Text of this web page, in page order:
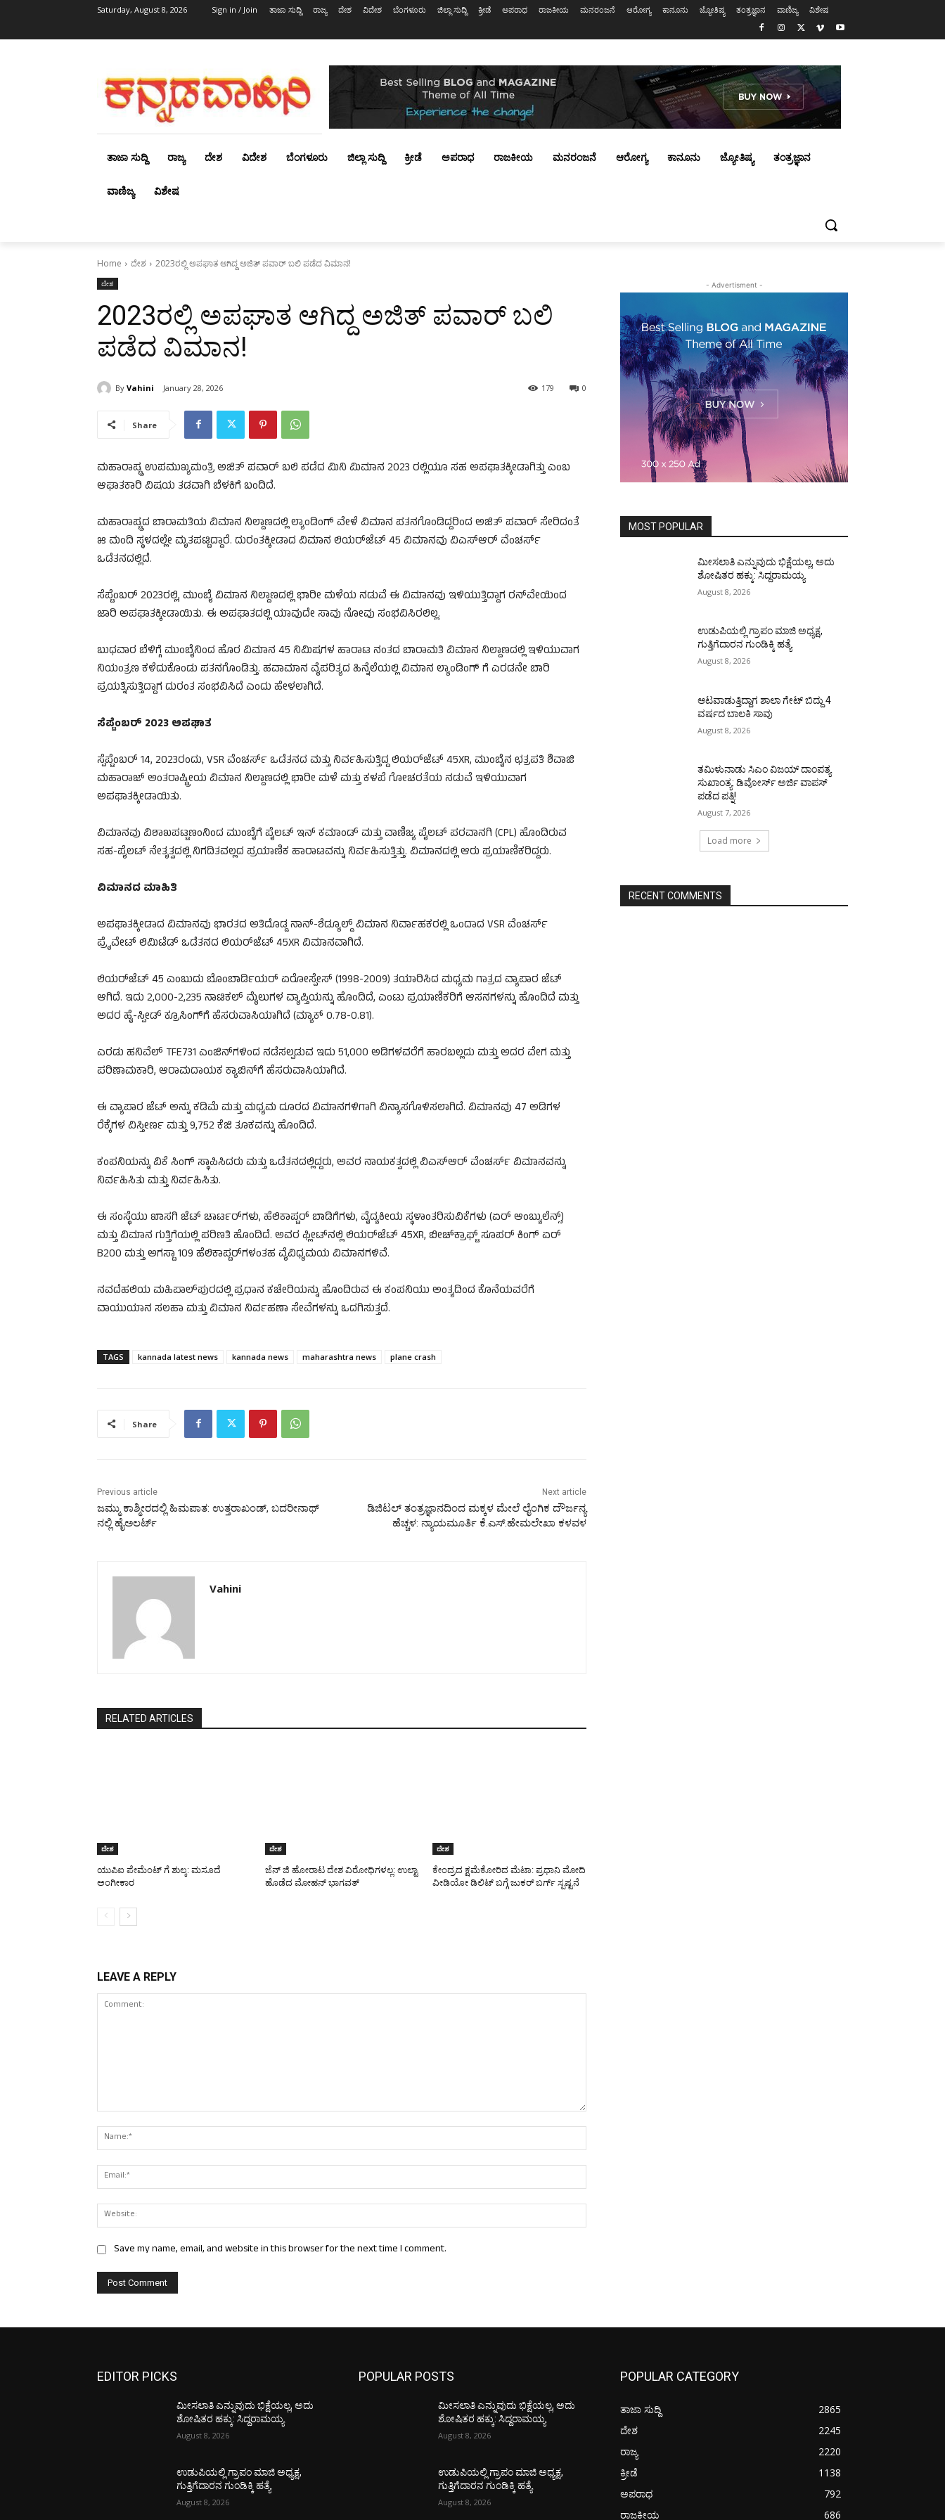
Saturday, August 8, 2026 Sign in / Join ತಾಜಾ ಸುದ್ದಿ ರಾಜ್ಯ ದೇಶ ವಿದೇಶ ಬೆಂಗಳೂರು ಜಿಲ್ಲಾ ಸುದ್ದಿ ಕ್ರೀಡೆ ಅಪರಾಧ ರಾಜಕೀಯ ಮನರಂಜನೆ ಆರೋಗ್ಯ ಕಾನೂನು ಜ್ಯೋತಿಷ್ಯ ತಂತ್ರಜ್ಞಾನ ವಾಣಿಜ್ಯ ವಿಶೇಷ
ತಾಜಾ ಸುದ್ದಿ ರಾಜ್ಯ ದೇಶ ವಿದೇಶ ಬೆಂಗಳೂರು ಜಿಲ್ಲಾ ಸುದ್ದಿ ಕ್ರೀಡೆ ಅಪರಾಧ ರಾಜಕೀಯ ಮನರಂಜನೆ ಆರೋಗ್ಯ ಕಾನೂನು ಜ್ಯೋತಿಷ್ಯ ತಂತ್ರಜ್ಞಾನ
ವಾಣಿಜ್ಯ ವಿಶೇಷ
Home ದೇಶ 2023ರಲ್ಲಿ ಅಪಘಾತ ಆಗಿದ್ದ ಅಜಿತ್‌ ಪವಾರ್‌ ಬಲಿ ಪಡೆದ ವಿಮಾನ!
ದೇಶ
2023ರಲ್ಲಿ ಅಪಘಾತ ಆಗಿದ್ದ ಅಜಿತ್‌ ಪವಾರ್‌ ಬಲಿ
ಪಡೆದ ವಿಮಾನ!
By Vahini January 28, 2026 0
179
Share
ಮಹಾರಾಷ್ಟ್ರ ಉಪಮುಖ್ಯಮಂತ್ರಿ ಅಜಿತ್ ಪವಾರ್ ಬಲಿ ಪಡೆದ ಮಿನಿ ಮಿಮಾನ 2023 ರಲ್ಲಿಯೂ ಸಹ ಅಪಘಾತಕ್ಕೀಡಾಗಿತ್ತು ಎಂಬ
ಆಘಾತಕಾರಿ ವಿಷಯ ತಡವಾಗಿ ಬೆಳಕಿಗೆ ಬಂದಿದೆ.
ಮಹಾರಾಷ್ಟ್ರದ ಬಾರಾಮತಿಯ ವಿಮಾನ ನಿಲ್ದಾಣದಲ್ಲಿ ಲ್ಯಾಂಡಿಂಗ್‌ ವೇಳೆ ವಿಮಾನ ಪತನಗೊಂಡಿದ್ದರಿಂದ ಅಜಿತ್‌ ಪವಾರ್‌ ಸೇರಿದಂತೆ
೫ ಮಂದಿ ಸ್ಥಳದಲ್ಲೇ ಮೃತಪಟ್ಟಿದ್ದಾರೆ. ದುರಂತಕ್ಕೀಡಾದ ವಿಮಾನ ಲಿಯರ್‌ಜೆಟ್ 45 ವಿಮಾನವು ವಿಎಸ್ಆರ್ ವೆಂಚರ್ಸ್
ಒಡೆತನದಲ್ಲಿದೆ.
ಸೆಪ್ಟೆಂಬರ್ 2023ರಲ್ಲಿ, ಮುಂಬೈ ವಿಮಾನ ನಿಲ್ದಾಣದಲ್ಲಿ ಭಾರೀ ಮಳೆಯ ನಡುವೆ ಈ ವಿಮಾನವು ಇಳಿಯುತ್ತಿದ್ದಾಗ ರನ್‌ವೇಯಿಂದ
ಜಾರಿ ಅಪಘಾತಕ್ಕೀಡಾಯಿತು. ಈ ಅಪಘಾತದಲ್ಲಿ ಯಾವುದೇ ಸಾವು ನೋವು ಸಂಭವಿಸಿರಲಿಲ್ಲ.
ಬುಧವಾರ ಬೆಳಿಗ್ಗೆ ಮುಂಬೈನಿಂದ ಹೊರ ವಿಮಾನ 45 ನಿಮಿಷಗಳ ಹಾರಾಟ ನಂತದ ಬಾರಾಮತಿ ವಿಮಾನ ನಿಲ್ದಾಣದಲ್ಲಿ ಇಳಿಯುವಾಗ
ನಿಯಂತ್ರಣ ಕಳೆದುಕೊಂಡು ಪತನಗೊಂಡಿತ್ತು. ಹವಾಮಾನ ವೈಪರಿತ್ಯದ ಹಿನ್ನೆಲೆಯಲ್ಲಿ ವಿಮಾನ ಲ್ಯಾಂಡಿಂಗ್‌ ಗೆ ಎರಡನೇ ಬಾರಿ
ಪ್ರಯತ್ನಿಸುತ್ತಿದ್ದಾಗ ದುರಂತ ಸಂಭವಿಸಿದೆ ಎಂದು ಹೇಳಲಾಗಿದೆ.
ಸೆಪ್ಟೆಂಬರ್ 2023 ಅಪಘಾತ
ಸ್ಪೆಪ್ಟೆಂಬರ್ 14, 2023ರಂದು, VSR ವೆಂಚರ್ಸ್ ಒಡೆತನದ ಮತ್ತು ನಿರ್ವಹಿಸುತ್ತಿದ್ದ ಲಿಯರ್‌ಜೆಟ್ 45XR, ಮುಂಬೈನ ಛತ್ರಪತಿ ಶಿವಾಜಿ
ಮಹಾರಾಜ್ ಅಂತರಾಷ್ಟ್ರೀಯ ವಿಮಾನ ನಿಲ್ದಾಣದಲ್ಲಿ ಭಾರೀ ಮಳೆ ಮತ್ತು ಕಳಪೆ ಗೋಚರತೆಯ ನಡುವೆ ಇಳಿಯುವಾಗ
ಅಪಘಾತಕ್ಕೀಡಾಯಿತು.
ವಿಮಾನವು ವಿಶಾಖಪಟ್ಟಣಂನಿಂದ ಮುಂಬೈಗೆ ಪೈಲಟ್ ಇನ್ ಕಮಾಂಡ್ ಮತ್ತು ವಾಣಿಜ್ಯ ಪೈಲಟ್ ಪರವಾನಗಿ (CPL) ಹೊಂದಿರುವ
ಸಹ-ಪೈಲಟ್ ನೇತೃತ್ವದಲ್ಲಿ ನಿಗದಿತವಲ್ಲದ ಪ್ರಯಾಣಿಕ ಹಾರಾಟವನ್ನು ನಿರ್ವಹಿಸುತ್ತಿತ್ತು. ವಿಮಾನದಲ್ಲಿ ಆರು ಪ್ರಯಾಣಿಕರಿದ್ದರು.
ವಿಮಾನದ ಮಾಹಿತಿ
ಅಪಘಾತಕ್ಕೀಡಾದ ವಿಮಾನವು ಭಾರತದ ಅತಿದೊಡ್ಡ ನಾನ್-ಶೆಡ್ಯೂಲ್ಡ್ ವಿಮಾನ ನಿರ್ವಾಹಕರಲ್ಲಿ ಒಂದಾದ VSR ವೆಂಚರ್ಸ್
ಪ್ರೈವೇಟ್ ಲಿಮಿಟೆಡ್ ಒಡೆತನದ ಲಿಯರ್‌ಜೆಟ್ 45XR ವಿಮಾನವಾಗಿದೆ.
ಲಿಯರ್‌ಜೆಟ್ 45 ಎಂಬುದು ಬೊಂಬಾರ್ಡಿಯರ್ ಏರೋಸ್ಪೇಸ್ (1998-2009) ತಯಾರಿಸಿದ ಮಧ್ಯಮ ಗಾತ್ರದ ವ್ಯಾಪಾರ ಜೆಟ್
ಆಗಿದೆ. ಇದು 2,000-2,235 ನಾಟಿಕಲ್ ಮೈಲುಗಳ ವ್ಯಾಪ್ತಿಯನ್ನು ಹೊಂದಿದೆ, ಎಂಟು ಪ್ರಯಾಣಿಕರಿಗೆ ಆಸನಗಳನ್ನು ಹೊಂದಿದೆ ಮತ್ತು
ಅದರ ಹೈ-ಸ್ಪೀಡ್ ಕ್ರೂಸಿಂಗ್‌ಗೆ ಹೆಸರುವಾಸಿಯಾಗಿದೆ (ಮ್ಯಾಕ್ 0.78-0.81).
ಎರಡು ಹನಿವೆಲ್ TFE731 ಎಂಜಿನ್‌ಗಳಿಂದ ನಡೆಸಲ್ಪಡುವ ಇದು 51,000 ಅಡಿಗಳವರೆಗೆ ಹಾರಬಲ್ಲದು ಮತ್ತು ಅದರ ವೇಗ ಮತ್ತು
ಪರಿಣಾಮಕಾರಿ, ಆರಾಮದಾಯಕ ಕ್ಯಾಬಿನ್‌ಗೆ ಹೆಸರುವಾಸಿಯಾಗಿದೆ.
ಈ ವ್ಯಾಪಾರ ಜೆಟ್ ಅನ್ನು ಕಡಿಮೆ ಮತ್ತು ಮಧ್ಯಮ ದೂರದ ವಿಮಾನಗಳಿಗಾಗಿ ವಿನ್ಯಾಸಗೊಳಿಸಲಾಗಿದೆ. ವಿಮಾನವು 47 ಅಡಿಗಳ
ರೆಕ್ಕೆಗಳ ವಿಸ್ತೀರ್ಣ ಮತ್ತು 9,752 ಕೆಜಿ ತೂಕವನ್ನು ಹೊಂದಿದೆ.
ಕಂಪನಿಯನ್ನು ವಿಕೆ ಸಿಂಗ್ ಸ್ಥಾಪಿಸಿದರು ಮತ್ತು ಒಡೆತನದಲ್ಲಿದ್ದರು, ಅವರ ನಾಯಕತ್ವದಲ್ಲಿ ವಿಎಸ್ಆರ್ ವೆಂಚರ್ಸ್ ವಿಮಾನವನ್ನು
ನಿರ್ವಹಿಸಿತು ಮತ್ತು ನಿರ್ವಹಿಸಿತು.
ಈ ಸಂಸ್ಥೆಯು ಖಾಸಗಿ ಜೆಟ್ ಚಾರ್ಟರ್‌ಗಳು, ಹೆಲಿಕಾಪ್ಟರ್ ಬಾಡಿಗೆಗಳು, ವೈದ್ಯಕೀಯ ಸ್ಥಳಾಂತರಿಸುವಿಕೆಗಳು (ಏರ್ ಆಂಬ್ಯುಲೆನ್ಸ್)
ಮತ್ತು ವಿಮಾನ ಗುತ್ತಿಗೆಯಲ್ಲಿ ಪರಿಣತಿ ಹೊಂದಿದೆ. ಅವರ ಫ್ಲೀಟ್‌ನಲ್ಲಿ ಲಿಯರ್‌ಜೆಟ್ 45XR, ಬೀಚ್‌ಕ್ರಾಫ್ಟ್ ಸೂಪರ್ ಕಿಂಗ್ ಏರ್
B200 ಮತ್ತು ಅಗಸ್ಟಾ 109 ಹೆಲಿಕಾಪ್ಟರ್‌ಗಳಂತಹ ವೈವಿಧ್ಯಮಯ ವಿಮಾನಗಳಿವೆ.
ನವದೆಹಲಿಯ ಮಹಿಪಾಲ್‌ಪುರದಲ್ಲಿ ಪ್ರಧಾನ ಕಚೇರಿಯನ್ನು ಹೊಂದಿರುವ ಈ ಕಂಪನಿಯು ಅಂತ್ಯದಿಂದ ಕೊನೆಯವರೆಗೆ
ವಾಯುಯಾನ ಸಲಹಾ ಮತ್ತು ವಿಮಾನ ನಿರ್ವಹಣಾ ಸೇವೆಗಳನ್ನು ಒದಗಿಸುತ್ತದೆ.
TAGS kannada latest news kannada news maharashtra news plane crash
Share
Previous article
ಜಮ್ಮು ಕಾಶ್ಮೀರದಲ್ಲಿ ಹಿಮಪಾತ: ಉತ್ತರಾಖಂಡ್‌‌, ಬದರೀನಾಥ್
ನಲ್ಲಿ ಹೈಅಲರ್ಟ್
Next article
ಡಿಜಿಟಲ್ ತಂತ್ರಜ್ಞಾನದಿಂದ ಮಕ್ಕಳ ಮೇಲೆ ಲೈಂಗಿಕ ದೌರ್ಜನ್ಯ
ಹೆಚ್ಚಳ: ನ್ಯಾಯಮೂರ್ತಿ ಕೆ.ಎಸ್.ಹೇಮಲೇಖಾ ಕಳವಳ
Vahini
RELATED ARTICLES
ದೇಶ
ಯುಪಿಐ ಪೇಮೆಂಟ್ ಗೆ ಶುಲ್ಕ: ಮಸೂದೆ
ಅಂಗೀಕಾರ
ದೇಶ
ಜೆನ್ ಜಿ ಹೋರಾಟ ದೇಶ ವಿರೋಧಿಗಳಲ್ಲ: ಉಲ್ಟಾ
ಹೊಡೆದ ಮೋಹನ್ ಭಾಗವತ್
ದೇಶ
ಕೇಂದ್ರದ ಕ್ಷಮೆಕೋರಿದ ಮೆಟಾ: ಪ್ರಧಾನಿ ಮೋದಿ
ವೀಡಿಯೋ ಡಿಲಿಟ್ ಬಗ್ಗೆ ಜುಕರ್ ಬರ್ಗ್ ಸ್ಪಷ್ಟನೆ
LEAVE A REPLY
Save my name, email, and website in this browser for the next time I comment.
- Advertisment -
MOST POPULAR
ಮೀಸಲಾತಿ ಎನ್ನುವುದು ಭಿಕ್ಷೆಯಲ್ಲ, ಅದು
ಶೋಷಿತರ ಹಕ್ಕು: ಸಿದ್ದರಾಮಯ್ಯ
August 8, 2026
ಉಡುಪಿಯಲ್ಲಿ ಗ್ರಾಪಂ ಮಾಜಿ ಅಧ್ಯಕ್ಷ,
ಗುತ್ತಿಗೆದಾರನ ಗುಂಡಿಕ್ಕಿ ಹತ್ಯೆ
August 8, 2026
ಆಟವಾಡುತ್ತಿದ್ದಾಗ ಶಾಲಾ ಗೇಟ್‌ ಬಿದ್ದು 4
ವರ್ಷದ ಬಾಲಕಿ ಸಾವು
August 8, 2026
ತಮಿಳುನಾಡು ಸಿಎಂ ವಿಜಯ್‌ ದಾಂಪತ್ಯ
ಸುಖಾಂತ್ಯ: ಡಿವೋರ್ಸ್‌ ಅರ್ಜಿ ವಾಪಸ್‌
ಪಡೆದ ಪತ್ನಿ!
August 7, 2026
Load more
RECENT COMMENTS
EDITOR PICKS
ಮೀಸಲಾತಿ ಎನ್ನುವುದು ಭಿಕ್ಷೆಯಲ್ಲ, ಅದು
ಶೋಷಿತರ ಹಕ್ಕು: ಸಿದ್ದರಾಮಯ್ಯ
August 8, 2026
ಉಡುಪಿಯಲ್ಲಿ ಗ್ರಾಪಂ ಮಾಜಿ ಅಧ್ಯಕ್ಷ,
ಗುತ್ತಿಗೆದಾರನ ಗುಂಡಿಕ್ಕಿ ಹತ್ಯೆ
August 8, 2026
POPULAR POSTS
ಮೀಸಲಾತಿ ಎನ್ನುವುದು ಭಿಕ್ಷೆಯಲ್ಲ, ಅದು
ಶೋಷಿತರ ಹಕ್ಕು: ಸಿದ್ದರಾಮಯ್ಯ
August 8, 2026
ಉಡುಪಿಯಲ್ಲಿ ಗ್ರಾಪಂ ಮಾಜಿ ಅಧ್ಯಕ್ಷ,
ಗುತ್ತಿಗೆದಾರನ ಗುಂಡಿಕ್ಕಿ ಹತ್ಯೆ
August 8, 2026
POPULAR CATEGORY
ತಾಜಾ ಸುದ್ದಿ
2865
ದೇಶ
2245
ರಾಜ್ಯ
2220
ಕ್ರೀಡೆ
1138
ಅಪರಾಧ
792
ರಾಜಕೀಯ
686